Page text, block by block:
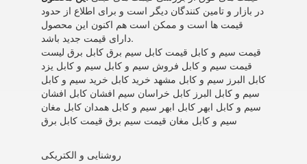
در بازار و تامین کنندگان دیگر است و برای اطلاع از حدود
قیمت ها است و ممکن است هم اکنون این محصول
دارای قیمت جدید باشد.
قیمت سیم و کابل قیمت کابل سیم برق کابل برق لیست
قیمت سیم و کابل فروش سیم و کابل سیم و کابل یزد
کابل البرز سیم و کابل مشهد خرید کابل خرید سیم و کابل
سیم و کابل البرز کابل خراسان سیم افشان کابل افشان
سیم و کابل ابهر کابل ابهر سیم و کابل همدان کابل مغان
سیم و کابل مغان قیمت سیم برق قیمت کابل برق
روشنایی و الکتریکی